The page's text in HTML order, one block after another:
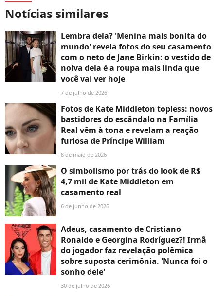
Notícias similares
Lembra dela? 'Menina mais bonita do
mundo' revela fotos do seu casamento
com o neto de Jane Birkin: o vestido de
noiva dela é a roupa mais linda que
você vai ver hoje
7 de julho de 2026
Fotos de Kate Middleton topless: novos
bastidores do escândalo na Família
Real vêm à tona e revelam a reação
furiosa de Príncipe William
8 de maio de 2026
O simbolismo por trás do look de R$
4,7 mil de Kate Middleton em
casamento real
6 de junho de 2026
Adeus, casamento de Cristiano
Ronaldo e Georgina Rodríguez?! Irmã
do jogador faz revelação polêmica
sobre suposta cerimônia. 'Nunca foi o
sonho dele'
30 de julho de 2026